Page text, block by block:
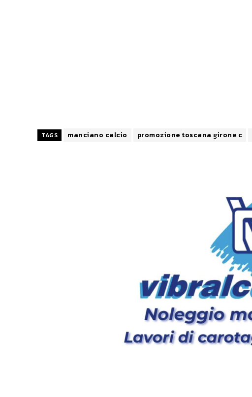
TAGS manciano calcio promozione toscana girone c